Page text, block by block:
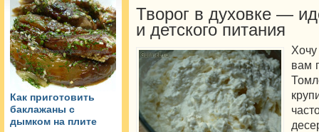
Как приготовить
баклажаны с
дымком на плите
Творог в духовке —
и детского питания
Хочу
вам